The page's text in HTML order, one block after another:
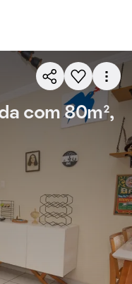
com 80m²,